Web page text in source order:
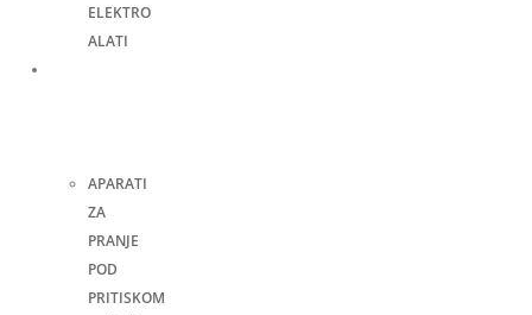
ELEKTRO
ALATI
APARATI
ZA
PRANJE
POD
PRITISKOM